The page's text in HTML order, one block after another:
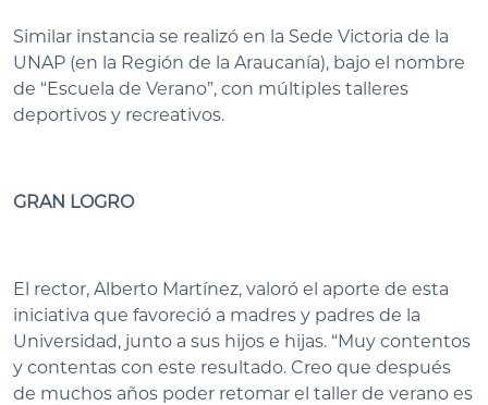
Similar instancia se realizó en la Sede Victoria de la
UNAP (en la Región de la Araucanía), bajo el nombre
de “Escuela de Verano”, con múltiples talleres
deportivos y recreativos.
GRAN LOGRO
El rector, Alberto Martínez, valoró el aporte de esta
iniciativa que favoreció a madres y padres de la
Universidad, junto a sus hijos e hijas. “Muy contentos
y contentas con este resultado. Creo que después
de muchos años poder retomar el taller de verano es